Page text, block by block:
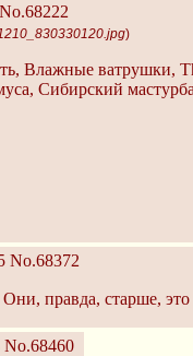
No.68222
)
Влажные ватрушки,
Сибирский
No.68372
правда, старше,
No.68460